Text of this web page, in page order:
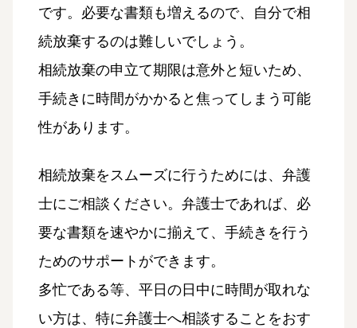
です。必要な書類も増えるので、自分で相
続放棄するのは難しいでしょう。
相続放棄の申立て期限は意外と短いため、
手続きに時間がかかると焦ってしまう可能
性があります。
相続放棄をスムーズに行うためには、弁護
士にご相談ください。弁護士であれば、必
要な書類を速やかに揃えて、手続きを行う
ためのサポートができます。
多忙である等、平日の日中に時間が取れな
い方は、特に弁護士へ相談することをおす